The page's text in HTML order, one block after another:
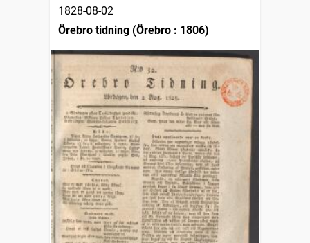
1828-08-02
Örebro tidning (Örebro : 1806)